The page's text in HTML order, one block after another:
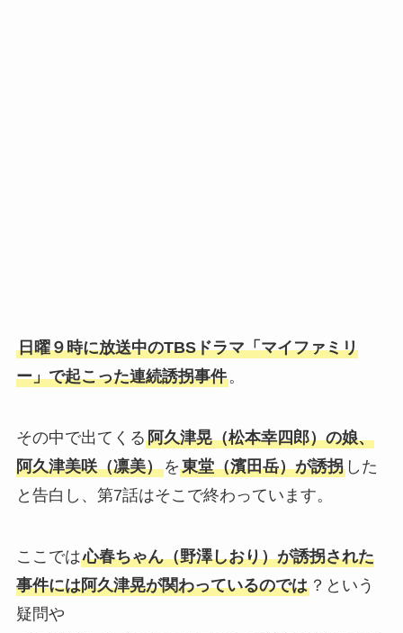
日曜９時に放送中のTBSドラマ「マイファミリ
ー」で起こった連続誘拐事件。
その中で出てくる阿久津晃（松本幸四郎）の娘、
阿久津美咲（凛美）を東堂（濱田岳）が誘拐した
と告白し、第7話はそこで終わっています。
ここでは心春ちゃん（野澤しおり）が誘拐された
事件には阿久津晃が関わっているのでは？という
疑問や